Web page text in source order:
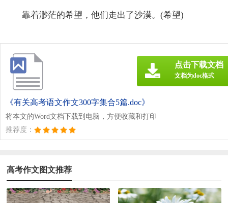
靠着渺茫的希望，他们走出了沙漠。(希望)
《有关高考语文作文300字集合5篇.doc》
将本文的Word文档下载到电脑，方便收藏和打印
推荐度：
点击下载文档
文档为doc格式
高考作文图文推荐